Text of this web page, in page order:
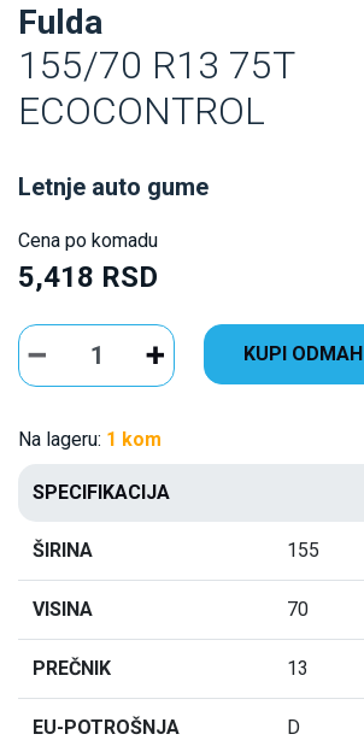
Fulda
155/70 R13 75T
ECOCONTROL
Letnje auto gume
Cena po komadu
5,418 RSD
KUPI ODMAH
Na lageru: 1 kom
SPECIFIKACIJA
ŠIRINA 155
VISINA 70
PREČNIK 13
EU-POTROŠNJA D